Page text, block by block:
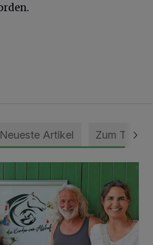
Neueste Artikel Zum Thema
Artenschutz gewürdigt